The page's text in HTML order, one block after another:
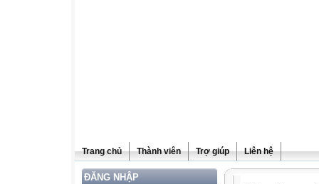
Trang chủ Thành viên Trợ giúp Liên hệ
ĐĂNG NHẬP